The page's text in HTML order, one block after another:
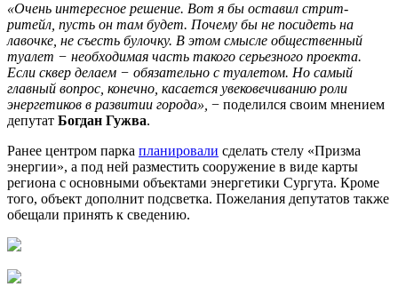
«Очень интересное решение. Вот я бы оставил стрит-
ритейл, пусть он там будет. Почему бы не посидеть на
лавочке, не съесть булочку. В этом смысле общественный
туалет − необходимая часть такого серьезного проекта.
Если сквер делаем − обязательно с туалетом. Но самый
главный вопрос, конечно, касается увековечиванию роли
энергетиков в развитии города», − поделился своим мнением
депутат Богдан Гужва.
Ранее центром парка планировали сделать стелу «Призма
энергии», а под ней разместить сооружение в виде карты
региона с основными объектами энергетики Сургута. Кроме
того, объект дополнит подсветка. Пожелания депутатов также
обещали принять к сведению.